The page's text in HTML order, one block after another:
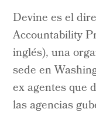
Devine es el
Accountability
inglés), una
sede en
ex agentes que
las agencias